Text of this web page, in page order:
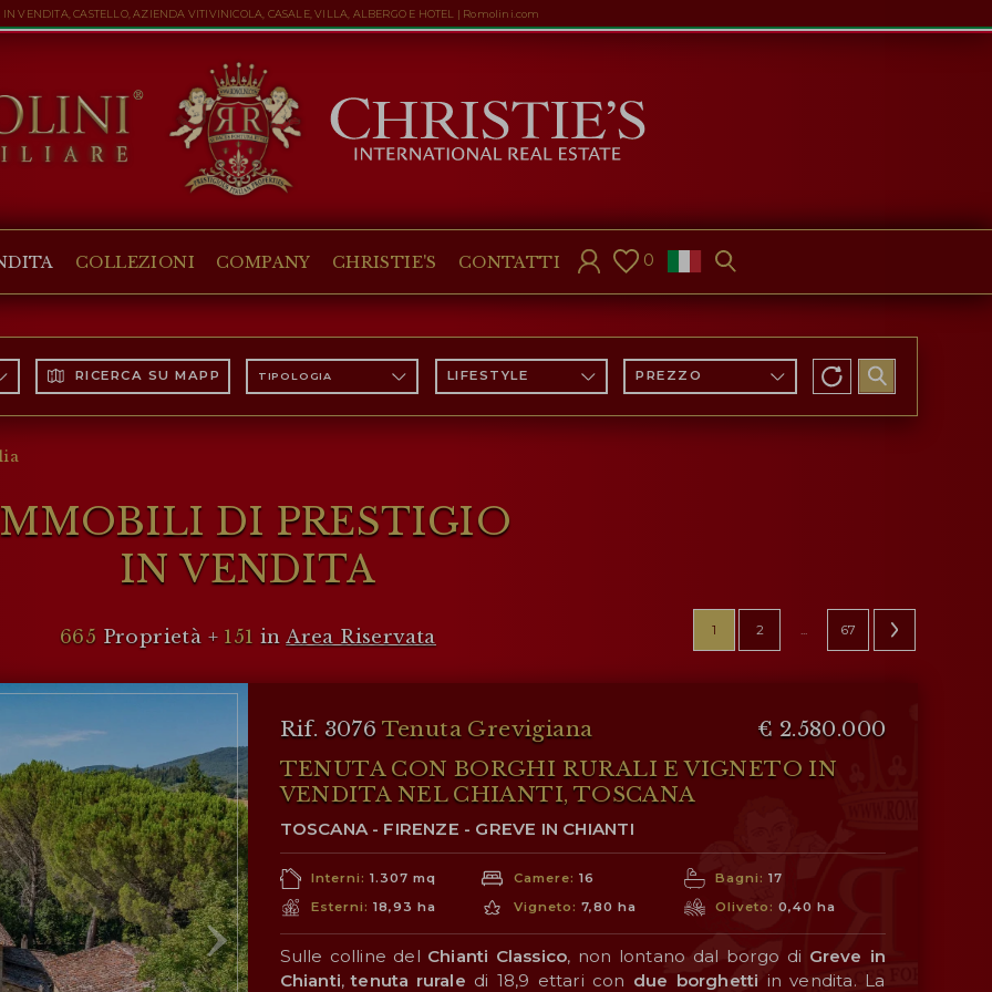
IN VENDITA, CASTELLO, AZIENDA VITIVINICOLA, CASALE, VILLA, ALBERGO E HOTEL | Romolini.com
COLLEZIONI COMPANY CHRISTIE'S CONTATTI 0
RICERCA SU MAPPA TIPOLOGIA LIFESTYLE PREZZO
DI PRESTIGIO
IN VENDITA
665 Proprietà + 151 inArea Riservata 1 2 ... 67
Rif. 3076 Tenuta Grevigiana
€ 2.580.000
TENUTA CON BORGHI RURALI E VIGNETO IN
VENDITA NEL CHIANTI, TOSCANA
TOSCANA - FIRENZE - GREVE IN CHIANTI
Interni: 1.307 mq Camere: 16 Bagni:17
Esterni: 18,93 ha Vigneto: 7,80 ha Oliveto:0,40 ha
Sulle colline del Chianti Classico, non lontano dal borgo di Greve in
Chianti,tenuta rurale di 18,9 ettari con due borghetti in vendita. La